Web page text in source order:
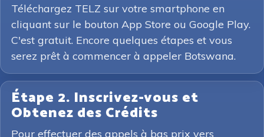
Téléchargez TELZ sur votre smartphone en
cliquant sur le bouton App Store ou Google Play.
C'est gratuit. Encore quelques étapes et vous
serez prêt à commencer à appeler Botswana.
Étape 2. Inscrivez-vous et
Obtenez des Crédits
Pour effectuer des appels à bas prix vers